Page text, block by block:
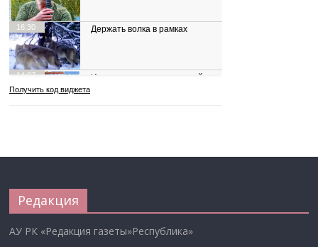
Редакция
АУ РК «Редакция газеты»Республика»